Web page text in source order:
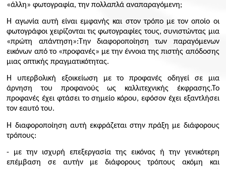
«άλλη» φωτογραφία, την πολλαπλά αναπαραγόμενη;
Η αγωνία αυτή είναι εμφανής και στον τρόπο με τον οποίο οι
φωτογράφοι χειρίζονται τις φωτογραφίες τους, συνιστώντας μια
«πρώτη απάντηση»:Την διαφοροποίηση των παραγόμενων
εικόνων από το «προφανές» με την έννοια της πιστής απόδοσης
μιας οπτικής πραγματικότητας.
Η υπερβολική εξοικείωση με το προφανές οδηγεί σε μια
άρνηση του προφανούς ως καλλιτεχνικής έκφρασης.Το
προφανές έχει φτάσει το σημείο κόρου, εφόσον έχει εξαντλήσει
τον εαυτό του.
Η διαφοροποίηση αυτή εκφράζεται στην πράξη με διάφορους
τρόπους:
- με την ισχυρή επεξεργασία της εικόνας ή την γενικότερη
επέμβαση σε αυτήν με διάφορους τρόπους ακόμη και